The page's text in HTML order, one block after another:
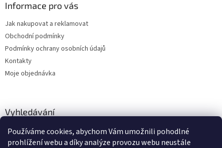
Používáme cookies, abychom Vám umožnili pohodlné
prohlížení webu a díky analýze provozu webu neustále
Informace pro vás
Jak nakupovat a reklamovat
Obchodní podmínky
Podmínky ochrany osobních údajů
Kontakty
Moje objednávka
Vyhledávání